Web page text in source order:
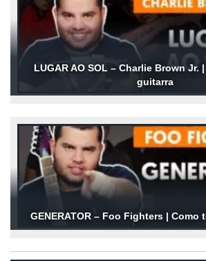
LUGAR AO SOL – Charlie Brown Jr.
guitarra
GENERATOR – Foo Fighters | Como